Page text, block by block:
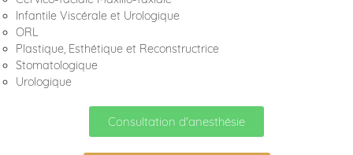
Infantile Viscérale et Urologique
ORL
Plastique, Esthétique et Reconstructrice
Stomatologique
Urologique
Consultation d'anesthésie